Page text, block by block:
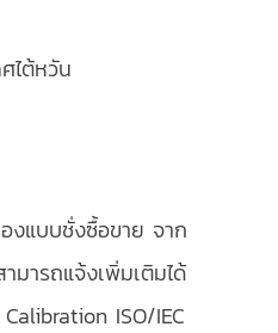
ไต้หวัน
งแบบชั่งซื้อขาย จาก
มารถแจ้งเพิ่มเติมได้
ISO/IEC